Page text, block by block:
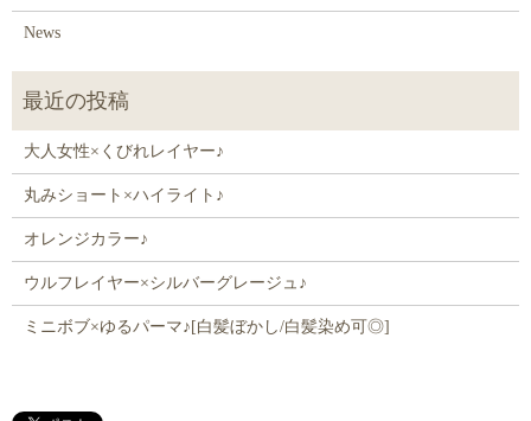
News
大人女性×くびれレイヤー♪
丸みショート×ハイライト♪
オレンジカラー♪
ウルフレイヤー×シルバーグレージュ♪
ミニボブ×ゆるパーマ♪[白髪ぼかし/白髪染め可◎]